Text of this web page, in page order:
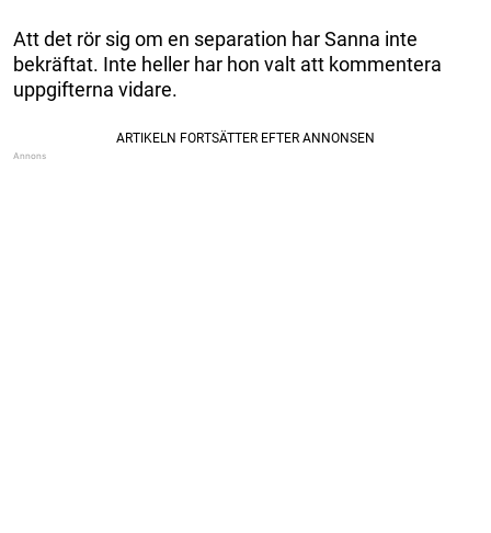
Att det rör sig om en separation har Sanna inte
bekräftat. Inte heller har hon valt att kommentera
uppgifterna vidare.